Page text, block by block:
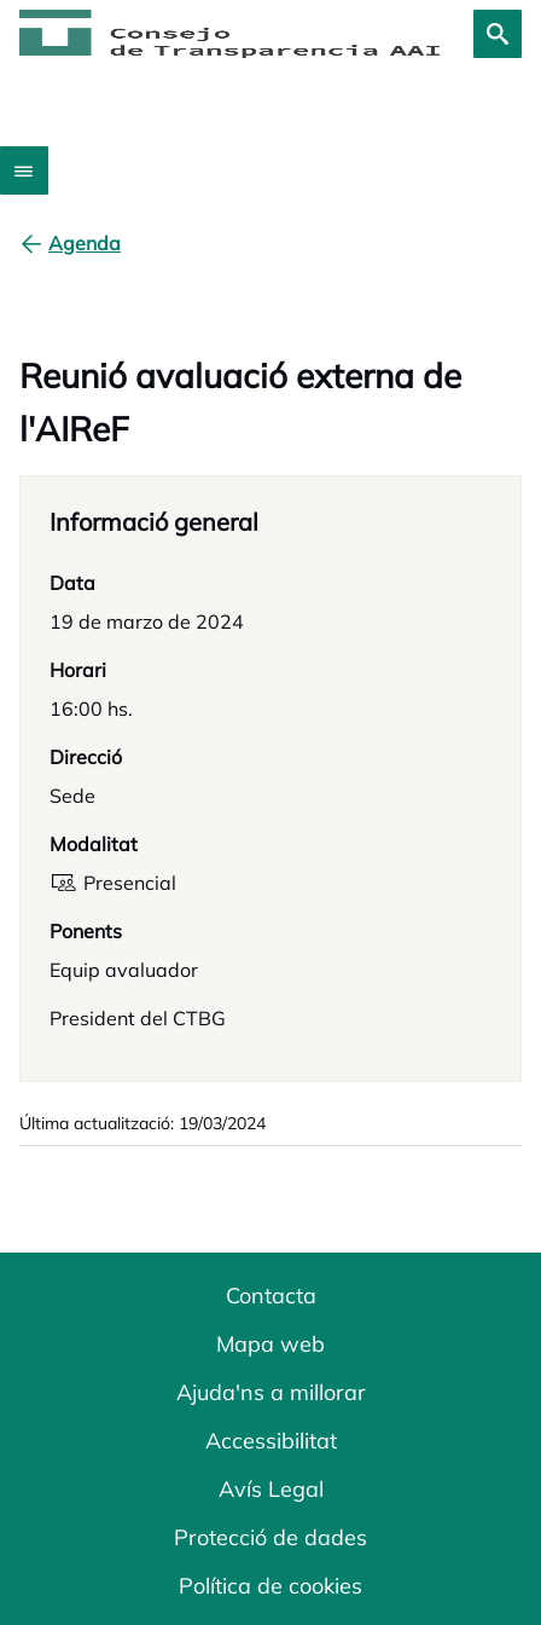
Agenda
Reunió avaluació externa de
l'AIReF
Informació general
Data
19 de marzo de 2024
Horari
16:00 hs.
Direcció
Sede
Modalitat
Presencial
Ponents
Equip avaluador
President del CTBG
Última actualització: 19/03/2024
Contacta
Mapa web
Ajuda'ns a millorar
Accessibilitat
Avís Legal
Protecció de dades
Política de cookies